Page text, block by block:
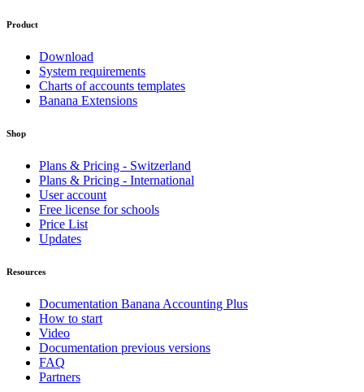
Product
Download
System requirements
Charts of accounts templates
Banana Extensions
Shop
Plans & Pricing - Switzerland
Plans & Pricing - International
User account
Free license for schools
Price List
Updates
Resources
Documentation Banana Accounting Plus
How to start
Video
Documentation previous versions
FAQ
Partners